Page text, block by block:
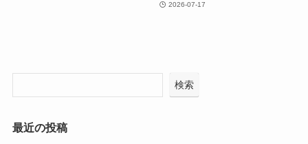
2026-07-17
検索
最近の投稿